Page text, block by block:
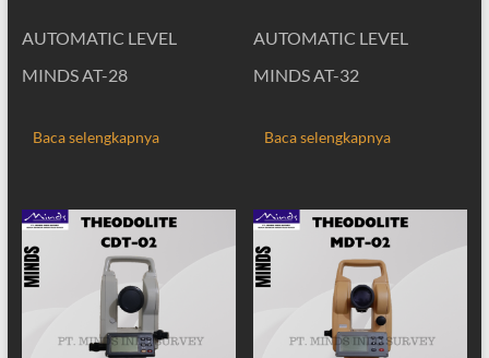
AUTOMATIC LEVEL
MINDS AT-28
Baca selengkapnya
AUTOMATIC LEVEL
MINDS AT-32
Baca selengkapnya